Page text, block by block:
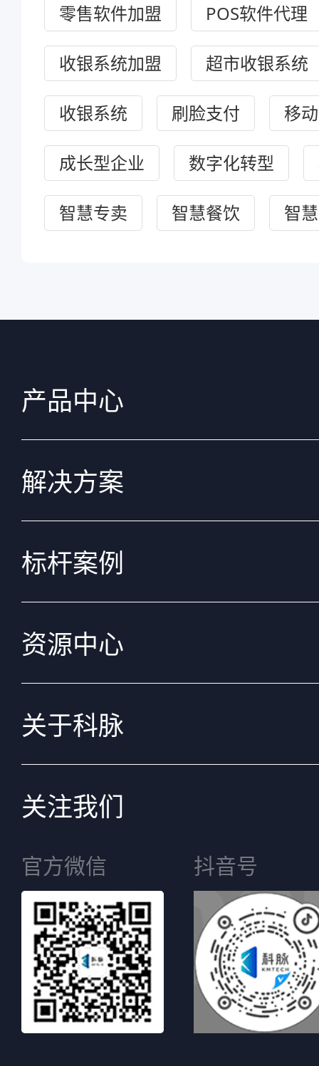
零售软件加盟 POS软件代理
收银系统加盟 超市收银系统
收银系统 刷脸支付 移
成长型企业 数字化转型
智慧专卖 智慧餐饮 智
产品中心
解决方案
标杆案例
资源中心
关于科脉
关注我们
官方微信 抖音号